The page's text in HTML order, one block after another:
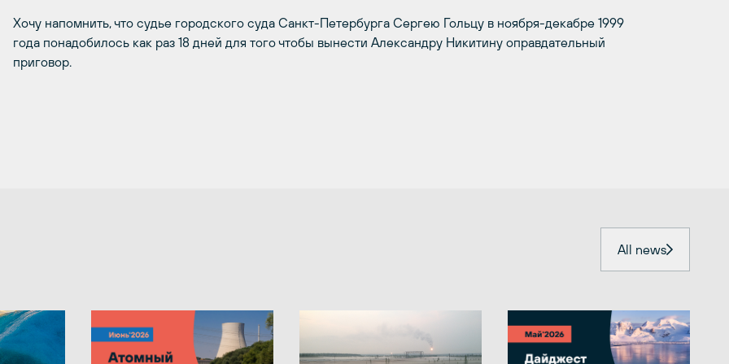
Хочу напомнить, что судье городского суда Санкт-Петербурга Сергею Гольцу в ноября-декабре 1999
года понадобилось как раз 18 дней для того чтобы вынести Александру Никитину оправдательный
приговор.
All news